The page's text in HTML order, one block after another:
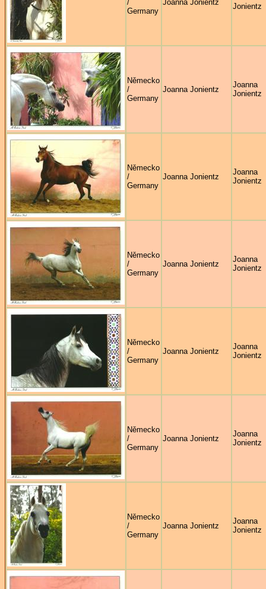
/
Germany
Joanna Jonientz
Jonientz
Německo
/
Germany
Joanna Jonientz
Joanna
Jonientz
Německo
/
Germany
Joanna Jonientz
Joanna
Jonientz
Německo
/
Germany
Joanna Jonientz
Joanna
Jonientz
Německo
/
Germany
Joanna Jonientz
Joanna
Jonientz
Německo
/
Germany
Joanna Jonientz
Joanna
Jonientz
Německo
/
Germany
Joanna Jonientz
Joanna
Jonientz